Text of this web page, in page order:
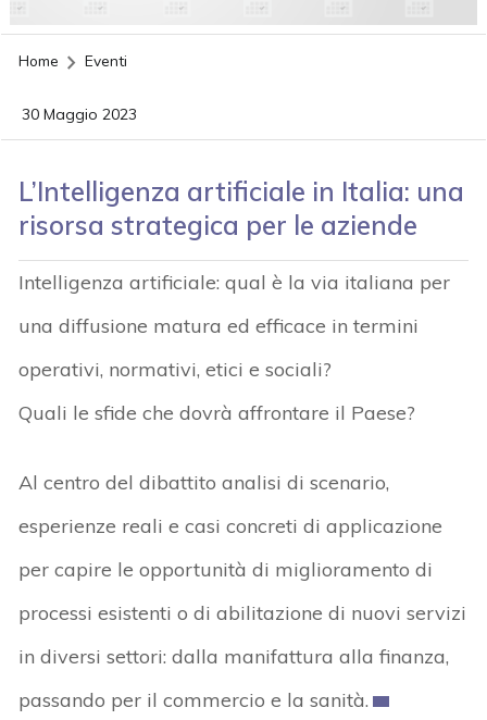
Home Eventi
30 Maggio 2023
L’Intelligenza artificiale in Italia: una
risorsa strategica per le aziende
Intelligenza artificiale: qual è la via italiana per
una diffusione matura ed efficace in termini
operativi, normativi, etici e sociali?
Quali le sfide che dovrà affrontare il Paese?
Al centro del dibattito analisi di scenario,
esperienze reali e casi concreti di applicazione
per capire le opportunità di miglioramento di
processi esistenti o di abilitazione di nuovi servizi
in diversi settori: dalla manifattura alla finanza,
passando per il commercio e la sanità.